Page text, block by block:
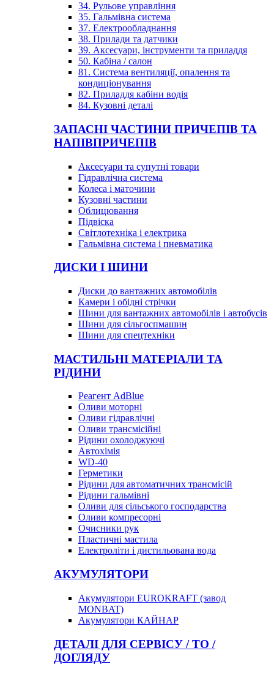
34. Рульове управління
35. Гальмівна система
37. Електрообладнання
38. Прилади та датчики
39. Аксесуари, інструменти та приладдя
50. Кабіна / салон
81. Система вентиляції, опалення та
кондиціонування
82. Приладдя кабіни водія
84. Кузовні деталі
ЗАПАСНІ ЧАСТИНИ ПРИЧЕПІВ ТА
НАПІВПРИЧЕПІВ
Аксесуари та супутні товари
Гідравлічна система
Колеса і маточини
Кузовні частини
Облицювання
Підвіска
Світлотехніка і електрика
Гальмівна система і пневматика
ДИСКИ І ШИНИ
Диски до вантажних автомобілів
Камери і обідні стрічки
Шини для вантажних автомобілів і автобусів
Шини для сільгоспмашин
Шини для спецтехніки
МАСТИЛЬНІ МАТЕРІАЛИ ТА
РІДИНИ
Реагент AdBlue
Оливи моторні
Оливи гідравлічні
Оливи трансмісійні
Рідини охолоджуючі
Автохімія
WD-40
Герметики
Рідини для автоматичних трансмісій
Рідини гальмівні
Оливи для сільського господарства
Оливи компресорні
Очисники рук
Пластичні мастила
Електроліти і дистильована вода
АКУМУЛЯТОРИ
Акумулятори EUROKRAFT (завод
MONBAT)
Акумулятори КАЙНАР
ДЕТАЛІ ДЛЯ СЕРВІСУ / ТО /
ДОГЛЯДУ